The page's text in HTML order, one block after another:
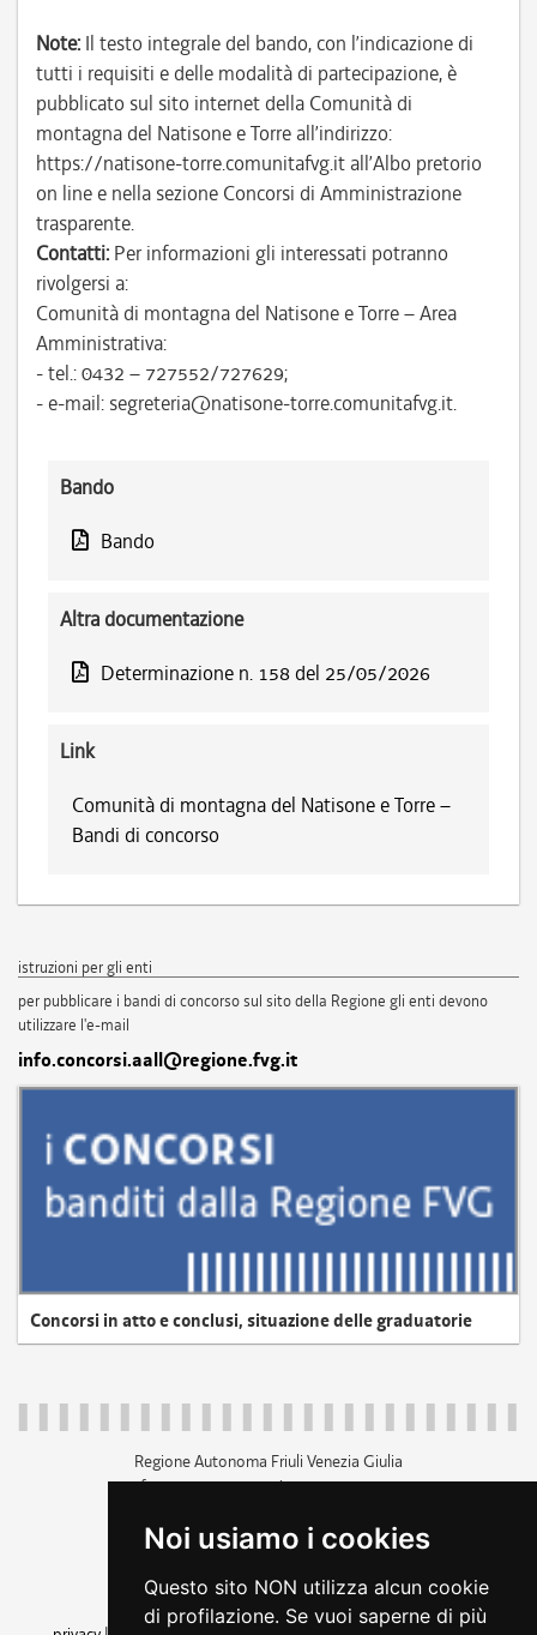
Noi usiamo i cookies
Questo sito NON utilizza alcun cookie
di profilazione. Se vuoi saperne di più
Note: Il testo integrale del bando, con l’indicazione di
tutti i requisiti e delle modalità di partecipazione, è
pubblicato sul sito internet della Comunità di
montagna del Natisone e Torre all’indirizzo:
https://natisone-torre.comunitafvg.it all’Albo pretorio
on line e nella sezione Concorsi di Amministrazione
trasparente.
Contatti: Per informazioni gli interessati potranno
rivolgersi a:
Comunità di montagna del Natisone e Torre – Area
Amministrativa:
- tel.: 0432 – 727552/727629;
- e-mail: segreteria@natisone-torre.comunitafvg.it.
Bando
Bando
Altra documentazione
Determinazione n. 158 del 25/05/2026
Link
Comunità di montagna del Natisone e Torre –
Bandi di concorso
istruzioni per gli enti
per pubblicare i bandi di concorso sul sito della Regione gli enti devono
utilizzare l'e-mail
info.concorsi.aall@regione.fvg.it
Concorsi in atto e conclusi, situazione delle graduatorie
Regione Autonoma Friuli Venezia Giulia
c.f. 80014930327; p.iva 00526040324
+39 040 3771111
amministrazione trasparente